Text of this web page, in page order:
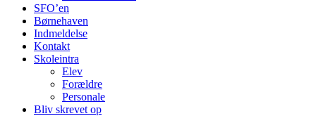
SFO’en
Børnehaven
Indmeldelse
Kontakt
Skoleintra
Elev
Forældre
Personale
Bliv skrevet op